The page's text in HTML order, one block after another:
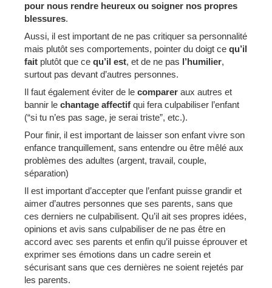
pour nous rendre heureux ou soigner nos propres
blessures.
Aussi, il est important de ne pas critiquer sa personnalité
mais plutôt ses comportements, pointer du doigt ce qu’il
fait plutôt que ce qu’il est, et de ne pas l’humilier,
surtout pas devant d’autres personnes.
Il faut également éviter de le comparer aux autres et
bannir le chantage affectif qui fera culpabiliser l’enfant
(“si tu n’es pas sage, je serai triste”, etc.).
Pour finir, il est important de laisser son enfant vivre son
enfance tranquillement, sans entendre ou être mêlé aux
problèmes des adultes (argent, travail, couple,
séparation)
Il est important d’accepter que l’enfant puisse grandir et
aimer d’autres personnes que ses parents, sans que
ces derniers ne culpabilisent. Qu’il ait ses propres idées,
opinions et avis sans culpabiliser de ne pas être en
accord avec ses parents et enfin qu’il puisse éprouver et
exprimer ses émotions dans un cadre serein et
sécurisant sans que ces dernières ne soient rejetés par
les parents.